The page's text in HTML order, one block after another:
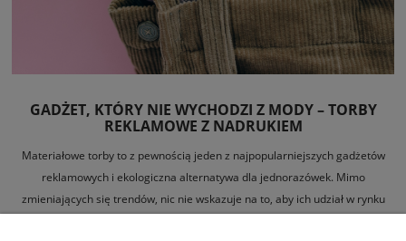
GADŻET, KTÓRY NIE WYCHODZI Z MODY – TORBY
REKLAMOWE Z NADRUKIEM
Materiałowe torby to z pewnością jeden z najpopularniejszych gadżetów
reklamowych i ekologiczna alternatywa dla jednorazówek. Mimo
zmieniających się trendów, nic nie wskazuje na to, aby ich udział w rynku